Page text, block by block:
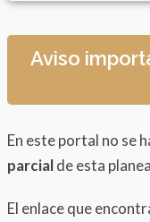
Aviso
En este portal no se
parcialde esta
El enlace que